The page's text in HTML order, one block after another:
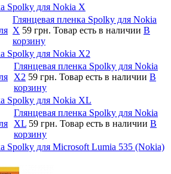
Spolky для Nokia X
Глянцевая пленка Spolky для Nokia
X 59 грн. Товар есть в наличии В
корзину
Spolky для Nokia X2
Глянцевая пленка Spolky для Nokia
X2 59 грн. Товар есть в наличии В
корзину
Spolky для Nokia XL
Глянцевая пленка Spolky для Nokia
XL 59 грн. Товар есть в наличии В
корзину
Spolky для Microsoft Lumia 535 (Nokia)